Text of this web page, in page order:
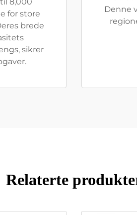
for store
brede
sikrer
Denne
Relaterte